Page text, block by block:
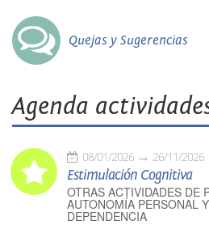
Quejas y Sugerencias
Agenda
08/01/2026 26/11/2026
Estimulación Cognitiva
OTRAS ACTIVIDADES DE
AUTONOMÍA PERSONAL
DEPENDENCIA